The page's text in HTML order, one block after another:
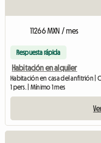
11266 MXN / mes
Respuesta rápida
Habitación en alquiler
Habitación en casa del anfitrión |
1 pers. | Mínimo 1 mes